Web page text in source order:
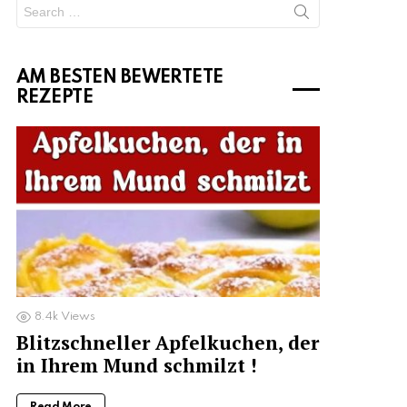
for:
AM BESTEN BEWERTETE
REZEPTE
8.4k Views
Blitzschneller Apfelkuchen, der
in Ihrem Mund schmilzt !